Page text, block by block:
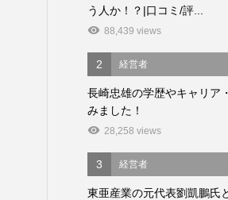
う人か！？|口コミ/評...
88,439 views
2 経営者
長崎忠雄の学歴やキャリア
みました！
28,258 views
3 経営者
東亜産業の元代表劉凱鵬氏